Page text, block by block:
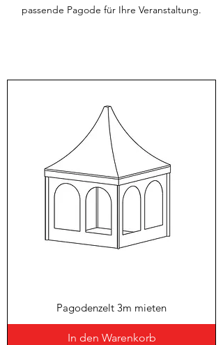
passende Pagode für Ihre Veranstaltung.
Pagodenzelt 3m mieten
In den Warenkorb